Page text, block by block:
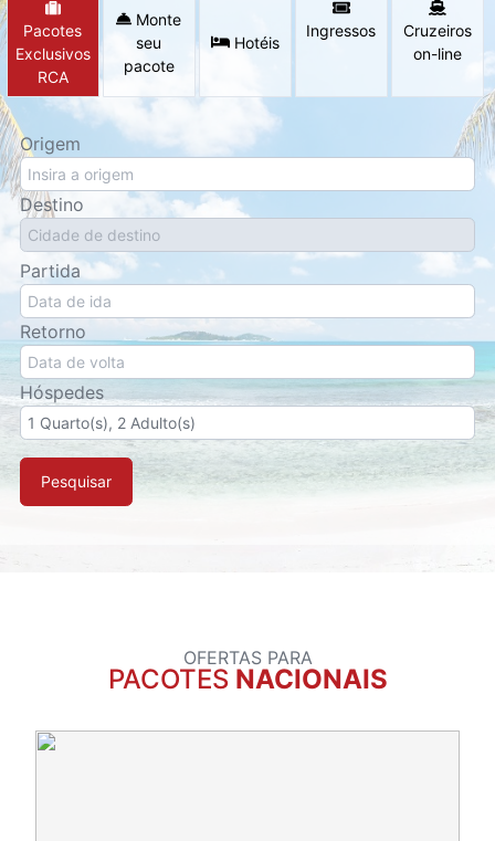
Pacotes
Exclusivos
RCA
Monte
seu
pacote
Hotéis
Ingressos
Cruzeiros
on-line
Origem
Destino
Partida
Retorno
Hóspedes
Pesquisar
OFERTAS PARA
PACOTES NACIONAIS